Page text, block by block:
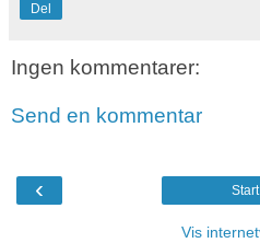
Del
Ingen kommentarer:
Send en kommentar
‹ Start
Vis